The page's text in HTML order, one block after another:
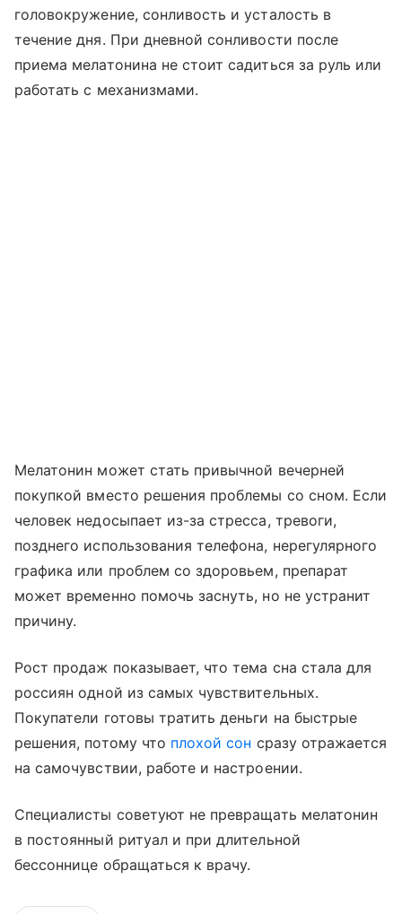
головокружение, сонливость и усталость в
течение дня. При дневной сонливости после
приема мелатонина не стоит садиться за руль или
работать с механизмами.
Мелатонин может стать привычной вечерней
покупкой вместо решения проблемы со сном. Если
человек недосыпает из-за стресса, тревоги,
позднего использования телефона, нерегулярного
графика или проблем со здоровьем, препарат
может временно помочь заснуть, но не устранит
причину.
Рост продаж показывает, что тема сна стала для
россиян одной из самых чувствительных.
Покупатели готовы тратить деньги на быстрые
решения, потому что плохой сон сразу отражается
на самочувствии, работе и настроении.
Специалисты советуют не превращать мелатонин
в постоянный ритуал и при длительной
бессоннице обращаться к врачу.